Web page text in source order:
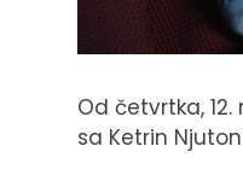
Od četvrtka, 12.
sa Ketrin